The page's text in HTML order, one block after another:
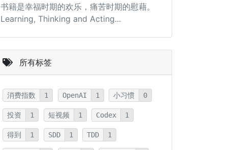
书籍是幸福时期的欢乐，痛苦时期的慰藉。
Learning, Thinking and Acting...
所有标签
消费指数 1 OpenAI 1 小习惯 0
投资 1 短视频 1 Codex 1
得到 1 SDD 1 TDD 1